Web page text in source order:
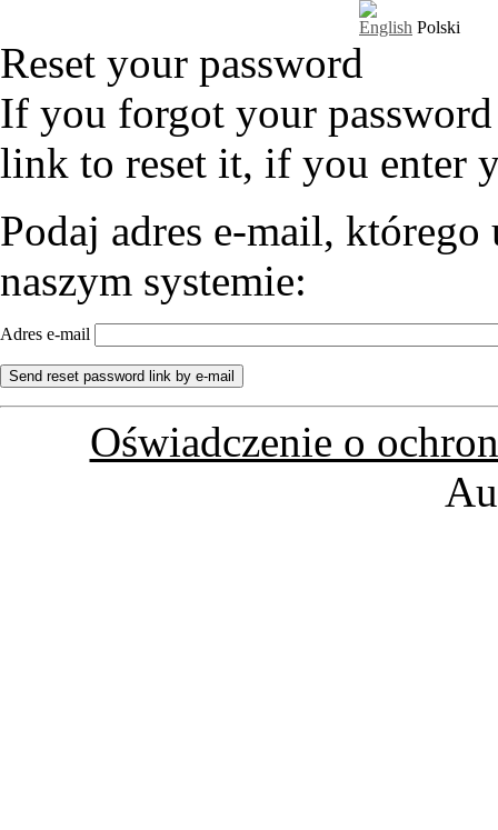
English Polski
Reset your password
If you forgot your
link to reset it, if you enter
Podaj adres e-mail, którego
naszym systemie:
Adres e-mail
Oświadczenie o